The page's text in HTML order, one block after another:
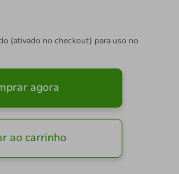
(ativado no checkout) para uso no
agora
ao carrinho